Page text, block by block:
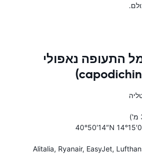
התעופה נאפולי